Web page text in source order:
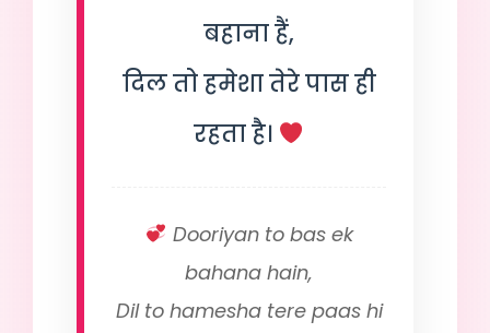
बहाना हैं,
दिल तो हमेशा तेरे पास ही
रहता है।
Dooriyan to bas ek
bahana hain,
Dil to hamesha tere paas hi